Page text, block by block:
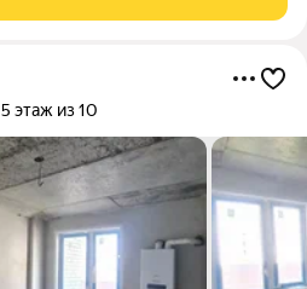
5 этаж из 10